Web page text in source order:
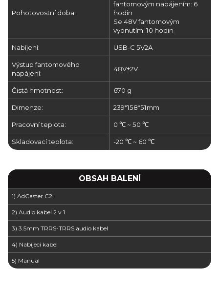
Pohotovostní doba:
fantomovým napájením: 6
hodin
Se 48V fantomovým
vypnutím: 10 hodin
Nabíjení: USB-C 5V2A
Výstup fantomového
napájení:
48V±2V
Čistá hmotnost: 670 g
Dimenze: 239*158*51mm
Pracovní teplota: 0 ℃ ~ 50 ℃
Skladovací teplota: -20 ℃ ~ 60 ℃
OBSAH BALENÍ
1) AdCaster C2
2) Audio kabel 2 v 1
3) 3.5mm TRRS-TRRS audio kabel
4) Nabíjecí kabel
5) Manual